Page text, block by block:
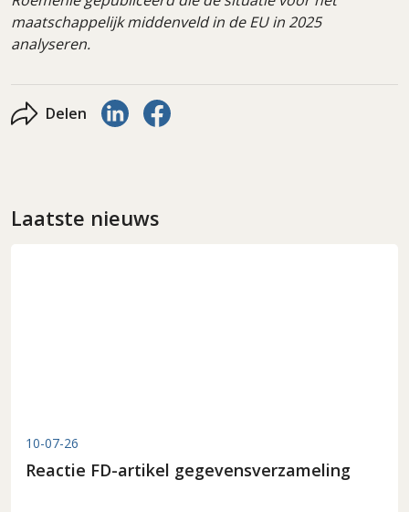
maatschappelijk middenveld in de EU in 2025
analyseren.
Delen Delen via LinkedIn
Delen via Facebook
Laatste nieuws
10-07-26
Reactie FD-artikel gegevensverzameling